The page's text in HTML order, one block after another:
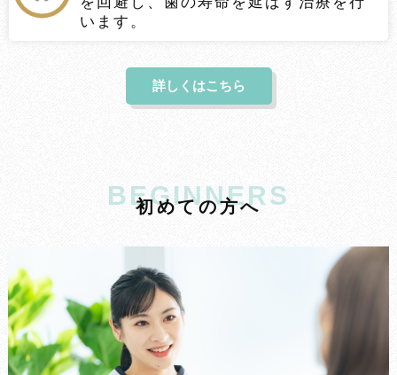
います。
詳しくはこちら
BEGINNERS
初めての方へ